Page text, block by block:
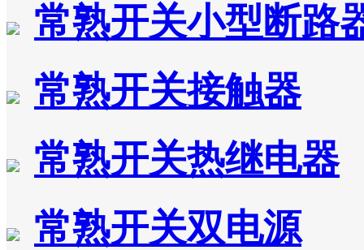
常熟开关小型断路
常熟开关接触器
常熟开关热继电器
常熟开关双电源